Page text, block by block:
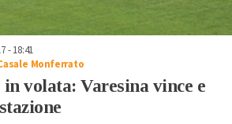
- 18:41
Monferrato
volata: Varesina vince e